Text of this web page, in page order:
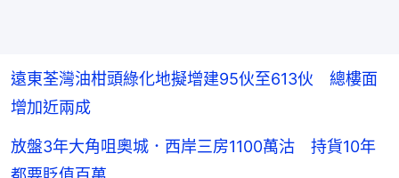
遠東荃灣油柑頭綠化地擬增建95伙至613伙 總樓面
增加近兩成
放盤3年大角咀奧城．西岸三房1100萬沽 持貨10年